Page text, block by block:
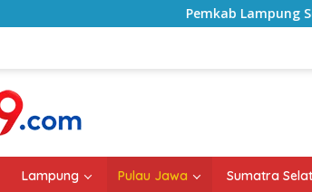
Pemkab Lampung Selatan
Lampung Pulau Jawa Sumatra